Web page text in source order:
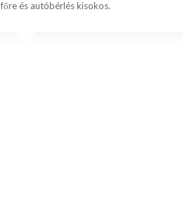
főre és autóbérlés kisokos.